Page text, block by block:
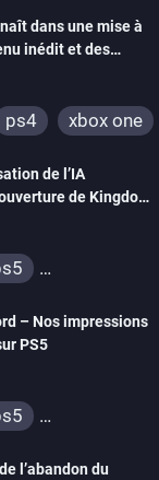
nintendo 64
dans une mise à
inédit et des
ps4 xbox one
de l’IA
de Kingdom
– Nos impressions
PS5
l’abandon du